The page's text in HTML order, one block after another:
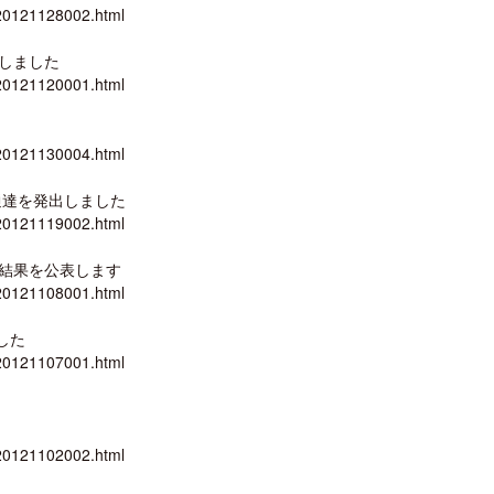
ました
を発出しました
果を公表します
た